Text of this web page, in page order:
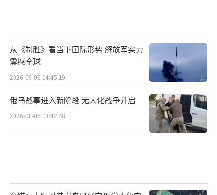
从《制胜》看当下国际形势 解放军实力
震撼全球
2026-08-06 14:45:19
俄乌战事进入新阶段 无人化战争开启
2026-08-06 13:42:48